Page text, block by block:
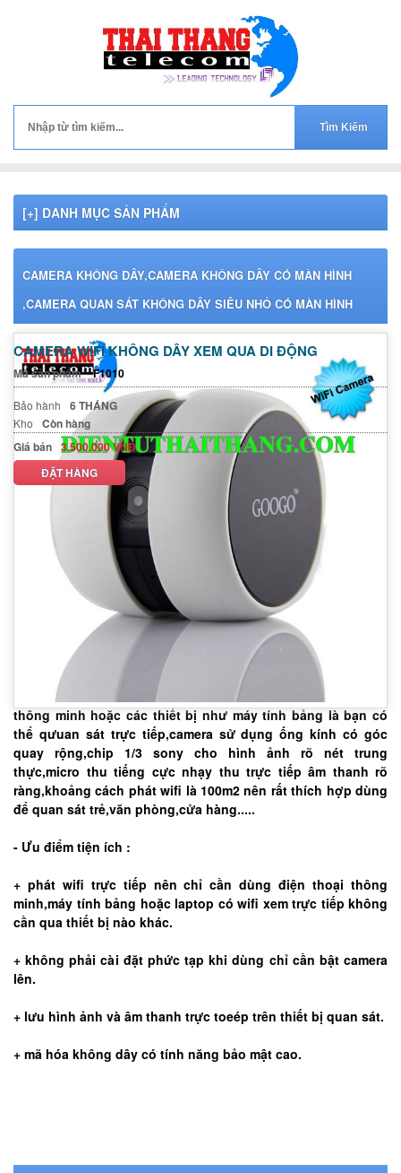
[+] DANH MỤC SẢN PHẨM
CAMERA KHÔNG DÂY,CAMERA KHÔNG DÂY CÓ MÀN HÌNH
,CAMERA QUAN SÁT KHÔNG DÂY SIÊU NHỎ CÓ MÀN HÌNH
CAMERA WIFI KHÔNG DÂY XEM QUA DI ĐỘNG
Mã sản phẩm F1010
Bảo hành 6 THÁNG
Kho
Còn hàng
Giá bán 3.500.000 VNĐ
ĐẶT HÀNG
MÔ TẢ SẢN PHẨM THÔNG SỐ KỸ THUẬT
CAMERA WIFI
xem qua mạng wifi thông qua hệ điều hành
ios và andriod của các điện thoại thông minh và máy tính
CAMERA WIFI KHÔNG DÂY
hiện đại nhất hiện nay,bản thân
camera là thiết bị phát wifi bạn chỉ cần dùng điện thoại
thông minh hoặc các thiết bị như máy tính bảng là bạn có
thể qưuan sát trực tiếp,camera sử dụng ống kính có góc
quay rộng,chip 1/3 sony cho hình ảnh rõ nét trung
thực,micro thu tiếng cực nhạy thu trực tiếp âm thanh rõ
ràng,khoảng cách phát wifi là 100m2 nên rất thích hợp dùng
để quan sát trẻ,văn phòng,cửa hàng.....
- Ưu điểm tiện ích :
+ phát wifi trực tiếp nên chỉ cần dùng điện thoại thông
minh,máy tính bảng hoặc laptop có wifi xem trực tiếp không
cần qua thiết bị nào khác.
+ không phải cài đặt phức tạp khi dùng chỉ cần bật camera
lên.
+ lưu hình ảnh và âm thanh trực toeép trên thiết bị quan sát.
+ mã hóa không dây có tính năng bảo mật cao.